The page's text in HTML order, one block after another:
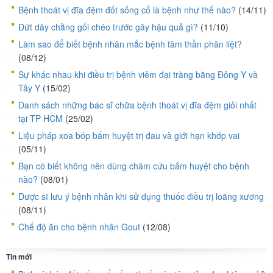
Bệnh thoát vị đĩa đệm đốt sống cổ là bệnh như thế nào? (14/11)
Đứt dây chằng gối chéo trước gây hậu quả gì? (11/10)
Làm sao để biết bệnh nhân mắc bệnh tâm thần phân liệt?
(08/12)
Sự khác nhau khi điều trị bệnh viêm đại tràng bằng Đông Y và
Tây Y (15/02)
Danh sách những bác sĩ chữa bệnh thoát vị đĩa đệm giỏi nhất
tại TP HCM (25/02)
Liệu pháp xoa bóp bấm huyệt trị đau và giới hạn khớp vai
(05/11)
Bạn có biết không nên dùng châm cứu bấm huyệt cho bệnh
nào? (08/01)
Dược sĩ lưu ý bệnh nhân khi sử dụng thuốc điều trị loãng xương
(08/11)
Chế độ ăn cho bệnh nhân Gout (12/08)
Tin mới